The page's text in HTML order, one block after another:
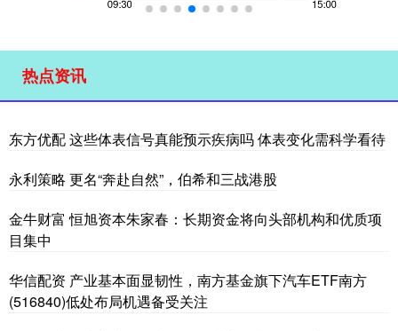
热点资讯
东方优配 这些体表信号真能预示疾病吗 体表变化需科学看待
永利策略 更名“奔赴自然”，伯希和三战港股
金牛财富 恒旭资本朱家春：长期资金将向头部机构和优质项
目集中
华信配资 产业基本面显韧性，南方基金旗下汽车ETF南方
(516840)低处布局机遇备受关注